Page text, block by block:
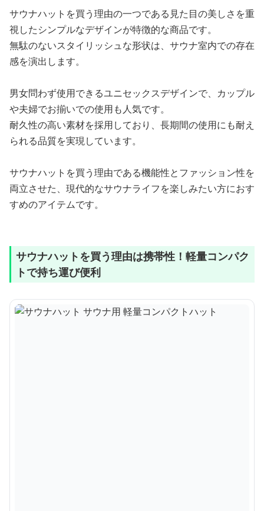
サウナハットを買う理由の一つである見た目の美しさを重
視したシンプルなデザインが特徴的な商品です。
無駄のないスタイリッシュな形状は、サウナ室内での存在
感を演出します。
男女問わず使用できるユニセックスデザインで、カップル
や夫婦でお揃いでの使用も人気です。
耐久性の高い素材を採用しており、長期間の使用にも耐え
られる品質を実現しています。
サウナハットを買う理由である機能性とファッション性を
両立させた、現代的なサウナライフを楽しみたい方におす
すめのアイテムです。
サウナハットを買う理由は携帯性！軽量コンパク
トで持ち運び便利